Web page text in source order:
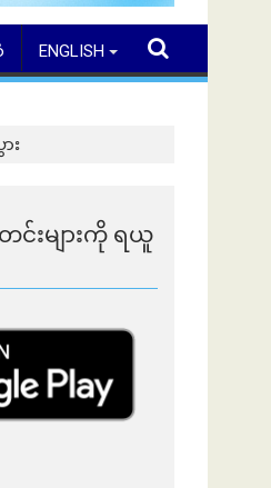
ENGLISH
း
င်းများကို ရယူ